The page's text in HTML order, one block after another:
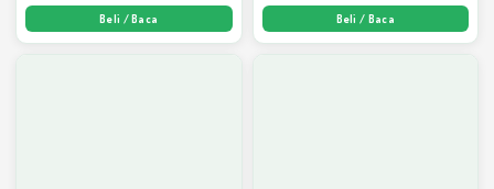
Beli / Baca Beli / Baca